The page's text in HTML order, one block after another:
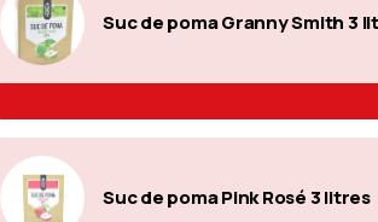
Suc de poma Granny Smith 3
Suc de poma Pink Rosé 3 litres